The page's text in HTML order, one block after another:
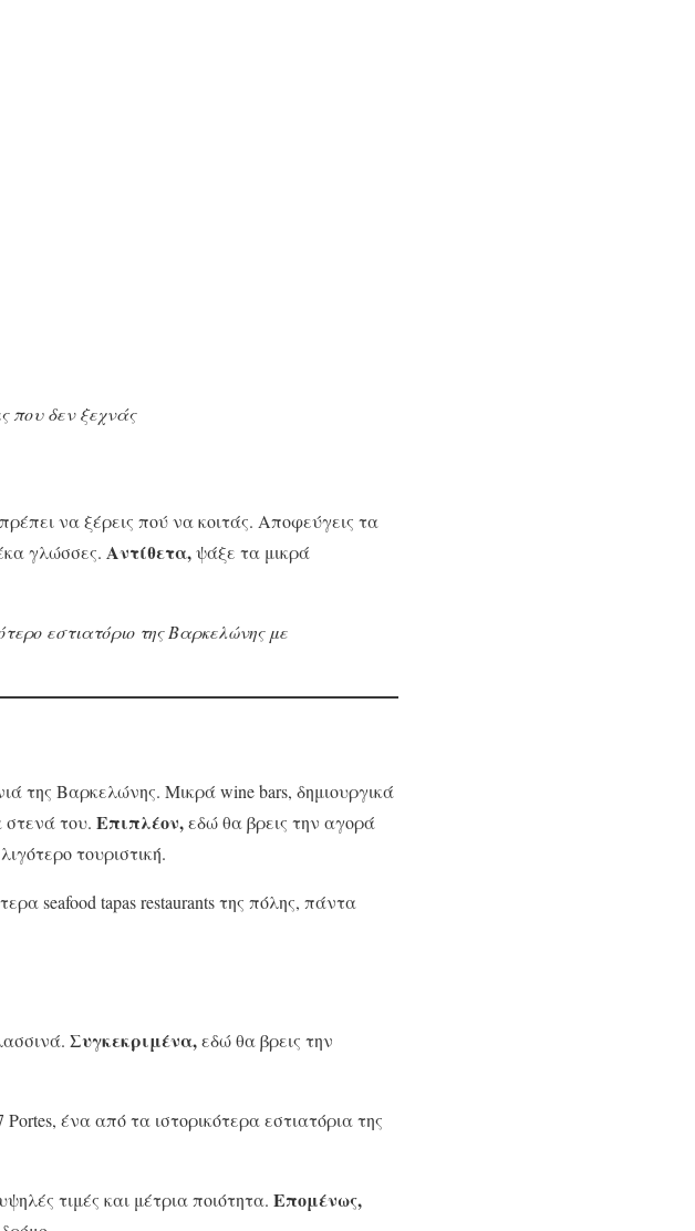
που δεν ξεχνάς
πρέπει να ξέρεις πού να κοιτάς. Αποφεύγεις τα
γλώσσες. Αντίθετα,ψάξε τα μικρά
εστιατόριο της Βαρκελώνης με
της Βαρκελώνης. Μικρά wine bars, δημιουργικά
στενά του. Επιπλέον,εδώ θα βρεις την αγορά
τουριστική.
seafood tapas restaurants της πόλης, πάντα
Συγκεκριμένα,εδώ θα βρεις την
ένα από τα ιστορικότερα εστιατόρια της
τιμές και μέτρια ποιότητα. Επομένως,